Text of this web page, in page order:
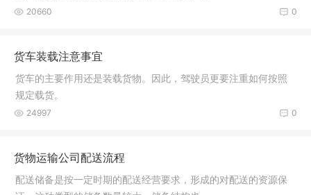
0
20660
货车装载注意事宜
货车的主要作用还是装载货物。因此，驾驶员更要注重如何按照
规定载货。
0
24997
货物运输公司配送流程
配送储备是按一定时期的配送经营要求，形成的对配送的资源保